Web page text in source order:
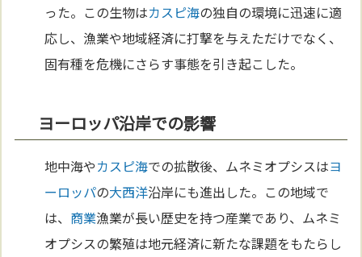
った。この生物はカスピ海の独自の環境に迅速に適
応し、漁業や地域経済に打撃を与えただけでなく、
固有種を危機にさらす事態を引き起こした。
ヨーロッパ沿岸での影響
地中海やカスピ海での拡散後、ムネミオプシスはヨ
ーロッパの大西洋沿岸にも進出した。この地域で
は、 商業漁業が長い歴史を持つ産業であり、ムネミ
オプシスの繁殖は地元経済に新たな課題をもたらし